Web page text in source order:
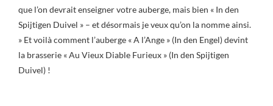
que l’on devrait enseigner votre auberge, mais bien « In den
Spijtigen Duivel » – et désormais je veux qu’on la nomme ainsi.
» Et voilà comment l’auberge « A l’Ange » (In den Engel) devint
la brasserie « Au Vieux Diable Furieux » (In den Spijtigen
Duivel) !